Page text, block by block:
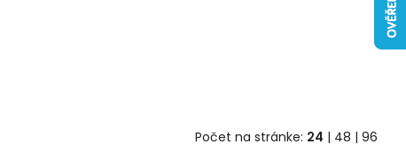
Počet na stránke: 24 | 48 | 96